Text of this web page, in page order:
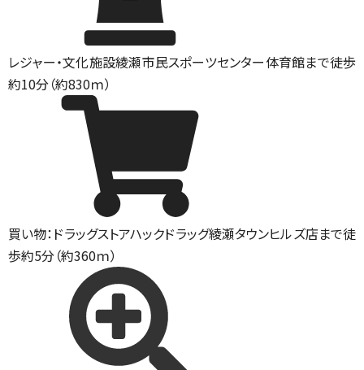
レジャー・文化施設綾瀬市民スポーツセンター体育館まで徒歩
約10分（約830ｍ）
買い物：ドラッグストアハックドラッグ綾瀬タウンヒルズ店まで徒
歩約5分（約360ｍ）